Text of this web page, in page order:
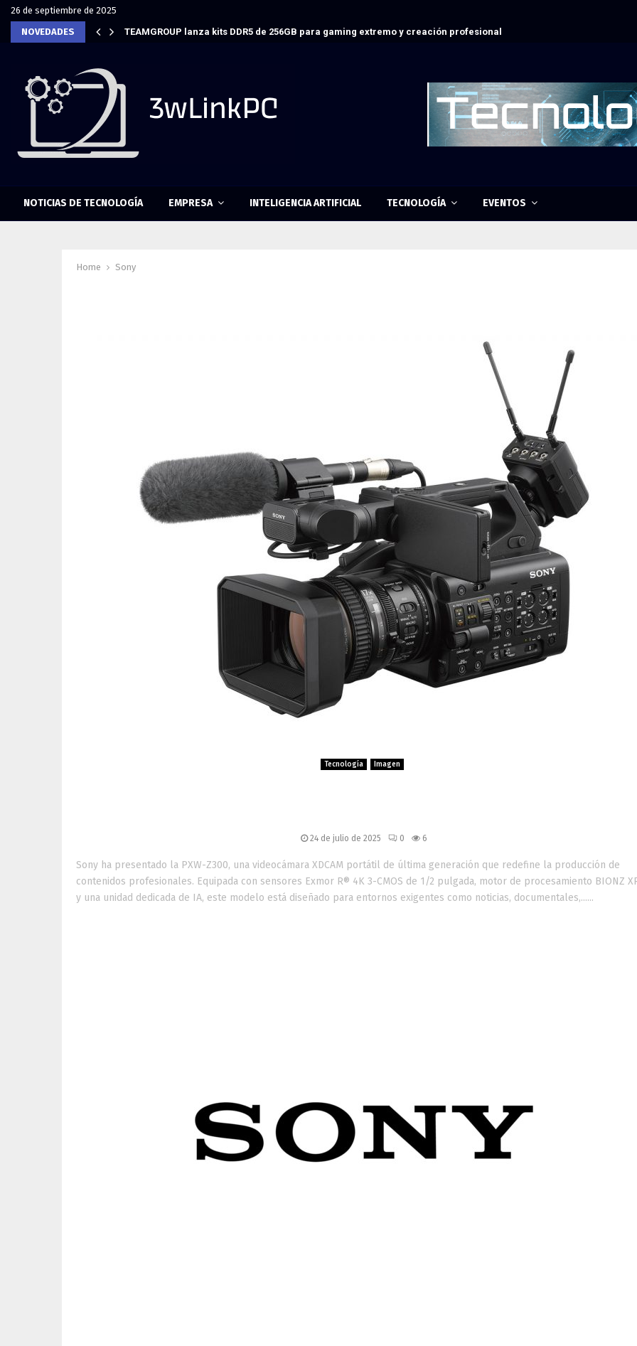
26 de septiembre de 2025
NOVEDADES
TEAMGROUP lanza kits DDR5 de 256GB para gaming extremo y creación profesional
NOTICIAS DE TECNOLOGÍA EMPRESA INTELIGENCIA ARTIFICIAL TECNOLOGÍA EVENTOS
Home Sony
Tecnología Imagen
24 de julio de 2025 0 6
Sony ha presentado la PXW-Z300, una videocámara XDCAM portátil de última generación que redefine la producción de
contenidos profesionales. Equipada con sensores Exmor R® 4K 3-CMOS de 1/2 pulgada, motor de procesamiento BIONZ
y una unidad dedicada de IA, este modelo está diseñado para entornos exigentes como noticias, documentales,......